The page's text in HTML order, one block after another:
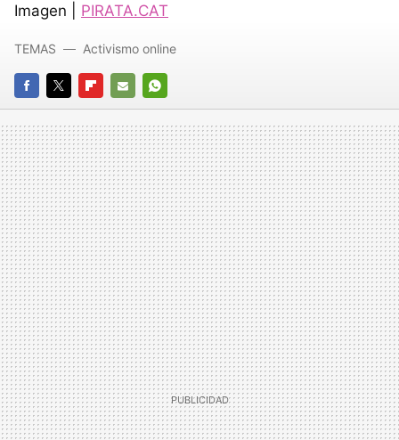
Imagen | PIRATA.CAT
FACEBOOK
TWITTERFLIPBOARD
E-
MAIL
WHATSAPP
TEMAS Activismo online